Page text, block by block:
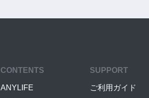
CONTENTS
ANYLIFE
SUPPORT
ご利用ガイド